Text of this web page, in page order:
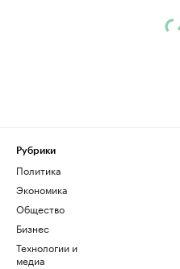
Рубрики
Политика
Экономика
Общество
Бизнес
Технологии и
медиа